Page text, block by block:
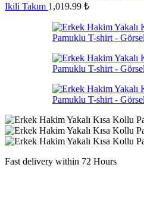
Ikili Takım 1,019.99 ₺
Fast delivery within 72 Hours